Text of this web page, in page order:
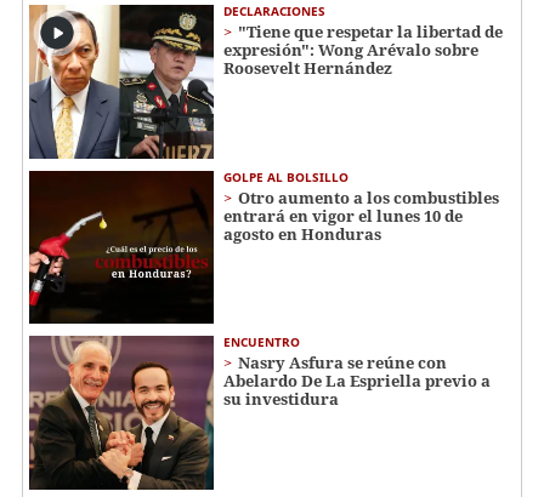
DECLARACIONES
"Tiene que respetar la libertad de
expresión": Wong Arévalo sobre
Roosevelt Hernández
GOLPE AL BOLSILLO
Otro aumento a los combustibles
entrará en vigor el lunes 10 de
agosto en Honduras
ENCUENTRO
Nasry Asfura se reúne con
Abelardo De La Espriella previo a
su investidura